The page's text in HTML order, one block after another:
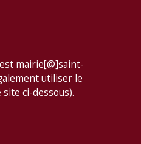
mairie[@]saint-
utiliser le
ci-dessous).